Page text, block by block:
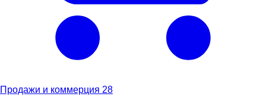
Продажи и коммерция 28